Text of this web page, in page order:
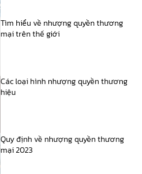
Tìm hiểu về nhượng quyền thương
mại trên thế giới
Các loại hình nhượng quyền thương
hiệu
Quy định về nhượng quyền thương
mại 2023